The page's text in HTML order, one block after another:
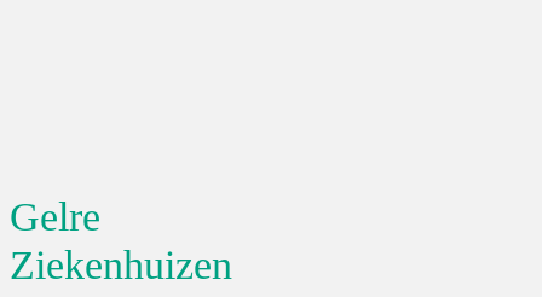
Gelre
Ziekenhuizen